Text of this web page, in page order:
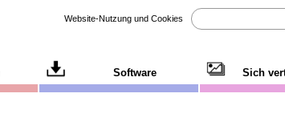
Website-Nutzung und Cookies
Software Sich